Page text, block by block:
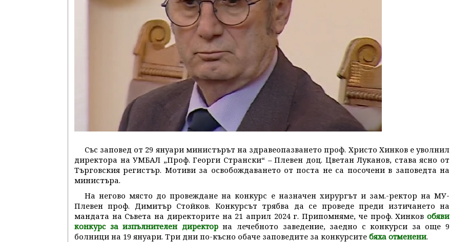
Със заповед от 29 януари министърът на здравеопазването проф. Христо Хинков е уволнил
директора на УМБАЛ „Проф. Георги Странски“ – Плевен доц. Цветан Луканов, става ясно от
Търговския регистър. Мотиви за освобождаването от поста не са посочени в заповедта на
министъра.
На негово място до провеждане на конкурс е назначен хирургът и зам.-ректор на МУ-
Плевен проф. Димитър Стойков. Конкурсът трябва да се проведе преди изтичането на
мандата на Съвета на директорите на 21 април 2024 г. Припомняме, че проф. Хинков обяви
конкурс за изпълнителен директор на лечебното заведение, заедно с конкурси за още 9
болници на 19 януари. Три дни по-късно обаче заповедите за конкурсите бяха отменени.